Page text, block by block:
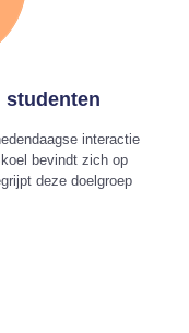
studenten
interactie
bevindt zich op
deze doelgroep